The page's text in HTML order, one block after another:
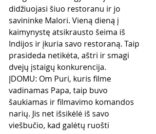
didžiuojasi šiuo restoranu ir jo
savininke Malori. Vieną dieną į
kaimynystę atsikrausto šeima iš
Indijos ir įkuria savo restoraną. Taip
prasideda netikėta, aštri ir smagi
dvejų įstaigų konkurencija.
ĮDOMU: Om Puri, kuris filme
vadinamas Papa, taip buvo
šaukiamas ir filmavimo komandos
narių. Jis net išsikėlė iš savo
viešbučio, kad galėtų ruošti